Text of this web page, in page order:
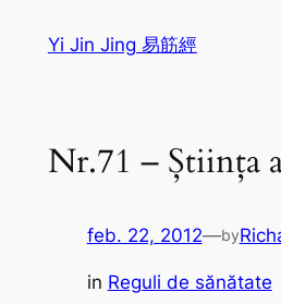
Yi Jin Jing 易筋經
Nr.71 – Știința
feb. 22, 2012—by
in Reguli de sănătate